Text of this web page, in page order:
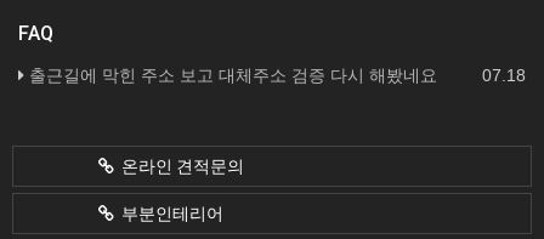
FAQ
07.18
출근길에 막힌 주소 보고 대체주소 검증 다시 해봤네요
온라인 견적문의
부분인테리어